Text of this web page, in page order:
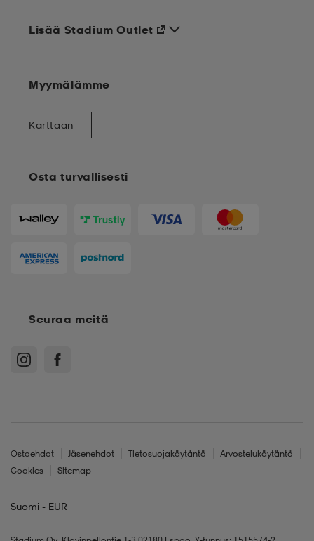
Osta turvallisesti
Lisää Stadium Outlet
Myymälämme
Karttaan
Seuraa meitä
Ostoehdot Jäsenehdot Tietosuojakäytäntö
Arvostelukäytäntö
Cookies
Sitemap
Suomi - EUR